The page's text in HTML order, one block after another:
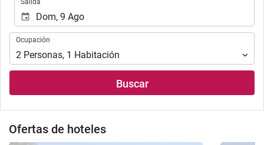
Salida
Ocupación
Ocupación
2 Personas, 1 Habitación
Buscar
Ofertas de hoteles